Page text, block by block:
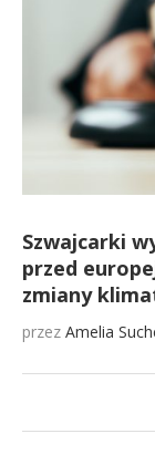
Szwajcarki
przed
zmiany
przez Amelia